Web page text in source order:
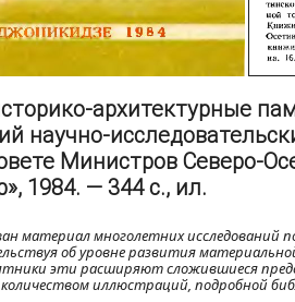
архитектурные
научно-
Министров Северо-
1984. — 344 с., ил.
материал многолетних исследований
об уровне развития
эти расширяют сложившиеся
иллюстраций, подробной